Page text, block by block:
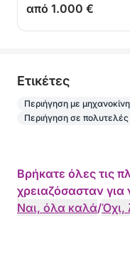
από 1.000 €
Eτικέτες
Περιήγηση με
Περιήγηση σε πολυτελές
Βρήκατε όλες τις
χρειαζόσασταν
Ναι, όλα καλά/Όχι,